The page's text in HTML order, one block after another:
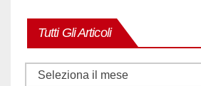
Tutti Gli Articoli
Tutti